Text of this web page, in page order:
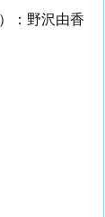
：野沢由香